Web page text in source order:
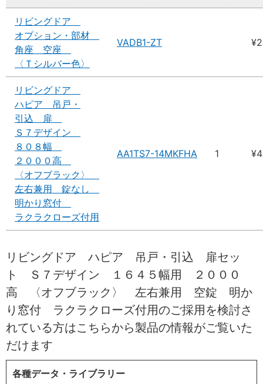
リビングドア
オプション・部材
角座 空座
〈Ｔシルバー色〉
VADB1-ZT
リビングドア
ハピア 吊戸・
引込 扉
Ｓ７デザイン
８０８幅
２０００高
〈オフブラック〉
左右兼用 錠なし
明かり窓付
ラクラクローズ付用
AA1TS7-14MKFHA 1
リビングドア ハピア 吊戸・引込 扉セッ
ト Ｓ７デザイン １６４５幅用 ２０００
高 〈オフブラック〉 左右兼用 空錠 明か
り窓付 ラクラクローズ付用のご採用を検討さ
れている方はこちらから製品の情報がご覧いた
だけます
各種データ・ライブラリー